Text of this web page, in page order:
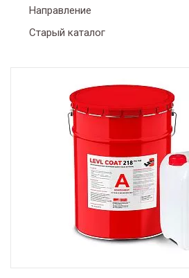
Направление
Старый каталог